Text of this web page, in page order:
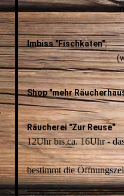
unter
Imbiss
(warme
Shop "mehr
Räucherei "Zur Reuse"
12Uhr bis ca.
bestimmt die